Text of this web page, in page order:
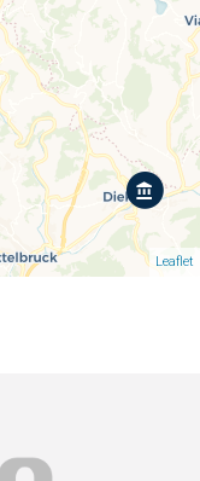
Leaflet